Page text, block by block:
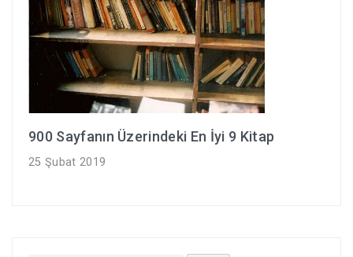
900 Sayfanın Üzerindeki En İyi 9 Kitap
25 Şubat 2019